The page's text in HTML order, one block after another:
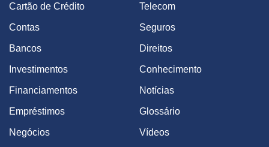
Cartão de Crédito
Contas
Bancos
Investimentos
Financiamentos
Empréstimos
Negócios
Telecom
Seguros
Direitos
Conhecimento
Notícias
Glossário
Vídeos